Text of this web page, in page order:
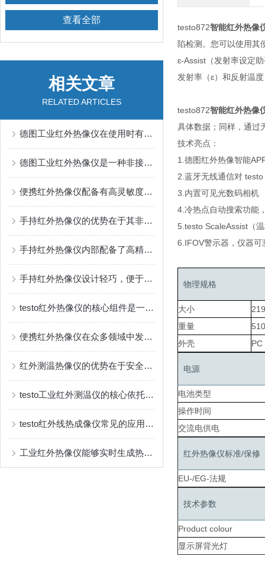
查看全部
相关文章
RELATED ARTICLES
德图工业红外热像仪在使用时有几个要点需要注意
德图工业红外热像仪是一种非接触式测温工具
便携红外热像仪配备有高灵敏度探测器
手持红外热像仪的优势在于其非接触式的检测方式
手持红外热像仪内部配备了高精度红外探测器
手持红外热像仪设计轻巧，便于携带和操作
testo红外热像仪的核心组件是一个焦平面阵列探测器
便携红外热像仪在众多领域中发挥着重要作用
红外测温热像仪的优势在于安全、直观且多功能
testo工业红外测温仪的核心依托是物体的红外辐射特性
testo红外线热成像仪常见的应用场景如下
工业红外热像仪能够实时生成热图像
testo872智能红外热像
陷检测。您可以使用其
ɛ-Assist（发射率设定
发射率（ɛ）和反射温
testo872智能红外热像
具体数据；同样，通过
技术亮点：
1.德图红外热像智能
2.蓝牙无线通信对
3.内置可见光数码相机
4.冷热点自动搜索功能
5.testo ScaleAssist（
6.IFOV警示器，仪器
物理规格
大小
重量
外壳
PC
电源
电池类型
操作时间
交流电供电
红外热像仪标准/保修
EU-/EG-法规
技术参数
Product colour
显示屏背光灯